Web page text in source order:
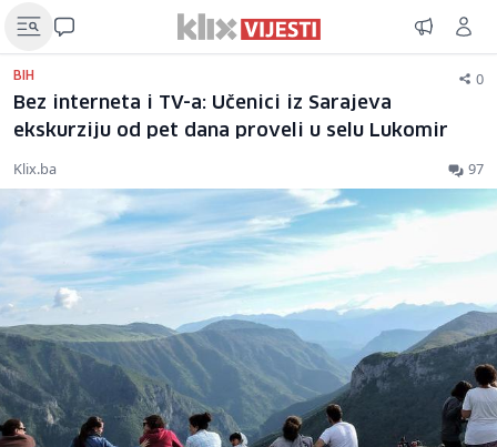
BIH 0
Bez interneta i TV-a: Učenici iz Sarajeva
ekskurziju od pet dana proveli u selu Lukomir
Klix.ba 97